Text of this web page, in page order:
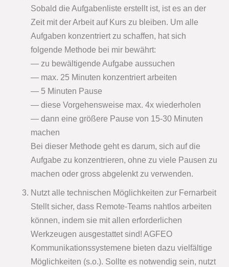
Sobald die Aufgabenliste erstellt ist, ist es an der
Zeit mit der Arbeit auf Kurs zu bleiben. Um alle
Aufgaben konzentriert zu schaffen, hat sich
folgende Methode bei mir bewährt:
— zu bewältigende Aufgabe aussuchen
— max. 25 Minuten konzentriert arbeiten
— 5 Minuten Pause
— diese Vorgehensweise max. 4x wiederholen
— dann eine größere Pause von 15-30 Minuten
machen
Bei dieser Methode geht es darum, sich auf die
Aufgabe zu konzentrieren, ohne zu viele Pausen zu
machen oder gross abgelenkt zu verwenden.
Nutzt alle technischen Möglichkeiten zur Fernarbeit
Stellt sicher, dass Remote-Teams nahtlos arbeiten
können, indem sie mit allen erforderlichen
Werkzeugen ausgestattet sind! AGFEO
Kommunikationssystemene bieten dazu vielfältige
Möglichkeiten (s.o.). Sollte es notwendig sein, nutzt